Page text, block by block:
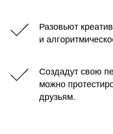
Разовьют
и
Создадут свою
можно
друзьям.